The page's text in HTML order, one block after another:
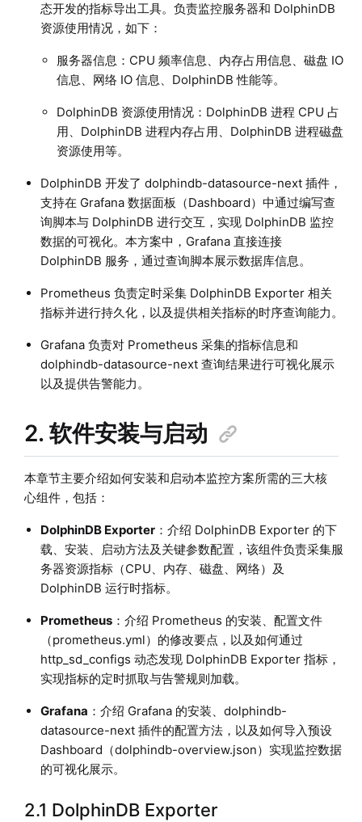
态开发的指标导出工具。负责监控服务器和 DolphinDB
资源使用情况，如下：
服务器信息：CPU 频率信息、内存占用信息、磁盘 IO
信息、网络 IO 信息、DolphinDB 性能等。
DolphinDB 资源使用情况：DolphinDB 进程 CPU 占
用、DolphinDB 进程内存占用、DolphinDB 进程磁盘
资源使用等。
DolphinDB 开发了 dolphindb-datasource-next 插件，
支持在 Grafana 数据面板（Dashboard）中通过编写查
询脚本与 DolphinDB 进行交互，实现 DolphinDB 监控
数据的可视化。本方案中，Grafana 直接连接
DolphinDB 服务，通过查询脚本展示数据库信息。
Prometheus 负责定时采集 DolphinDB Exporter 相关
指标并进行持久化，以及提供相关指标的时序查询能力。
Grafana 负责对 Prometheus 采集的指标信息和
dolphindb-datasource-next 查询结果进行可视化展示
以及提供告警能力。
2. 软件安装与启动
本章节主要介绍如何安装和启动本监控方案所需的三大核
心组件，包括：
DolphinDB Exporter：介绍 DolphinDB Exporter 的下
载、安装、启动方法及关键参数配置，该组件负责采集服
务器资源指标（CPU、内存、磁盘、网络）及
DolphinDB 运行时指标。
Prometheus：介绍 Prometheus 的安装、配置文件
（prometheus.yml）的修改要点，以及如何通过
http_sd_configs 动态发现 DolphinDB Exporter 指标，
实现指标的定时抓取与告警规则加载。
Grafana ：介绍 Grafana 的安装、dolphindb-
datasource-next 插件的配置方法，以及如何导入预设
Dashboard（dolphindb-overview.json）实现监控数据
的可视化展示。
2.1 DolphinDB Exporter